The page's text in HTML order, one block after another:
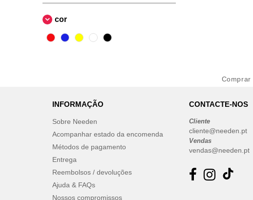
Ocean Bottle (3)
Pen Duick
Quadra (1)
VELILLA (1)
cor
Comprar
INFORMAÇÃO
Sobre Needen
Acompanhar estado da encomenda
Métodos de pagamento
Entrega
Reembolsos / devoluções
Ajuda & FAQs
Nossos compromissos
CONTACTE-NOS
Cliente
cliente@needen.pt
Vendas
vendas@needen.pt